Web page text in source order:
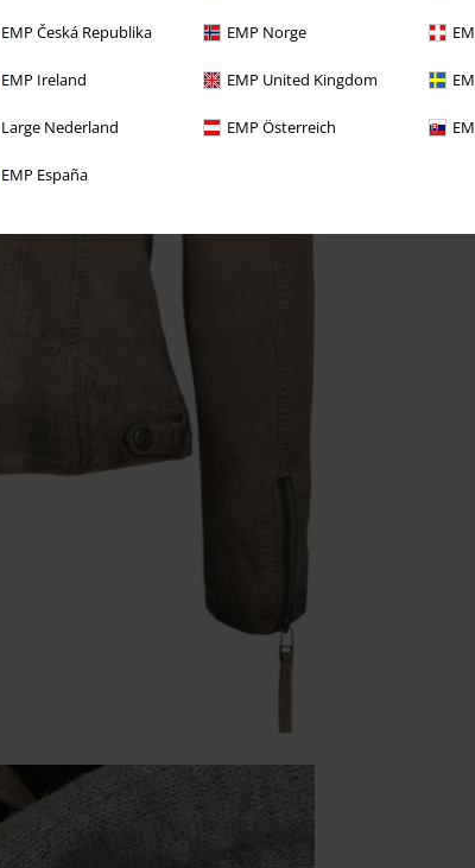
EMP Česká Republika EMP Norge
EMP Ireland EMP United Kingdom
Large Nederland EMP Österreich
EMP España